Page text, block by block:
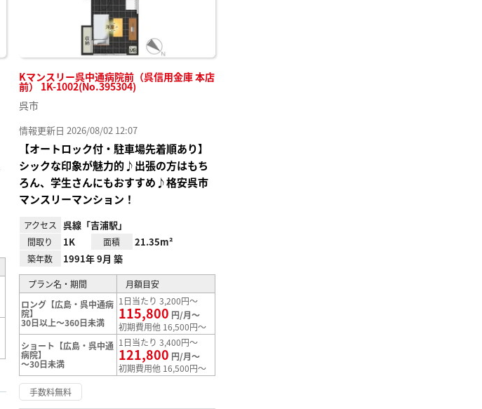
Kマンスリー呉中通病院前（呉信用金庫 本店
前） 1K-1002(No.395304)
呉市
情報更新日 2026/08/02 12:07
【オートロック付・駐車場先着順あり】
シックな印象が魅力的♪出張の方はもち
ろん、学生さんにもおすすめ♪格安呉市
マンスリーマンション！
アクセス 呉線「吉浦駅」
間取り 1K 面積 21.35m²
築年数 1991年 9月 築
プラン名・期間
月額目安
ロング【広島・呉中通病
院】
30日以上～360日未満
1日当たり 3,200円～
115,800 円/月～
初期費用他 16,500円～
ショート【広島・呉中通
病院】
～30日未満
1日当たり 3,400円～
121,800 円/月～
初期費用他 16,500円～
手数料無料